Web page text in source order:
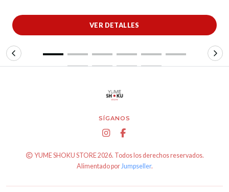
VER DETALLES
SÍGANOS
YUME SHOKU STORE 2026. Todos los derechos reservados.
Alimentado porJumpseller.